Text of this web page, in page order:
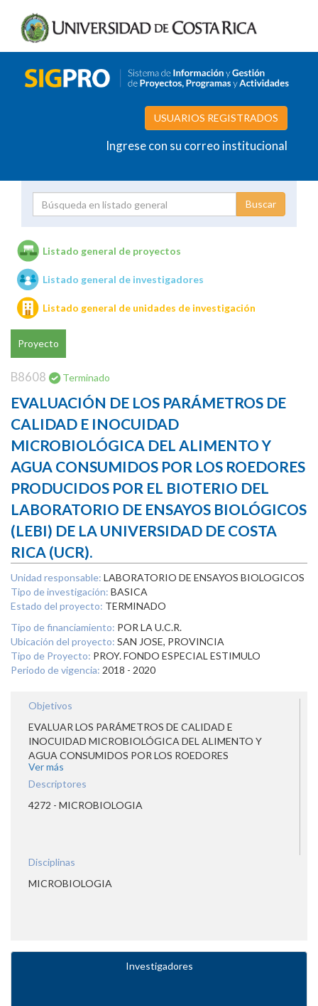
USUARIOS REGISTRADOS
Ingrese con su correo institucional
Unidades de investigación
Listado general de proyectos
Listado general de investigadores
Listado general de unidades de investigación
Proyecto
B8608 Terminado
EVALUACIÓN DE LOS PARÁMETROS DE
CALIDAD E INOCUIDAD
MICROBIOLÓGICA DEL ALIMENTO Y
AGUA CONSUMIDOS POR LOS ROEDORES
PRODUCIDOS POR EL BIOTERIO DEL
LABORATORIO DE ENSAYOS BIOLÓGICOS
(LEBI) DE LA UNIVERSIDAD DE COSTA
RICA (UCR).
Unidad responsable: LABORATORIO DE ENSAYOS BIOLOGICOS
Tipo de investigación: BASICA
Estado del proyecto: TERMINADO
Tipo de financiamiento: POR LA U.C.R.
Ubicación del proyecto: SAN JOSE, PROVINCIA
Tipo de Proyecto: PROY. FONDO ESPECIAL ESTIMULO
Periodo de vigencia: 2018 - 2020
Objetivos
EVALUAR LOS PARÁMETROS DE CALIDAD E
INOCUIDAD MICROBIOLÓGICA DEL ALIMENTO Y
AGUA CONSUMIDOS POR LOS ROEDORES
PRODUCIDOS POR EL BIOTERIO DEL LABORATORIO
DE ENSAYOS BIOLÓGICOS DE LA UNIVERSIDAD DE
Ver más
Descriptores
4272 - MICROBIOLOGIA
Disciplinas
MICROBIOLOGIA
Investigadores